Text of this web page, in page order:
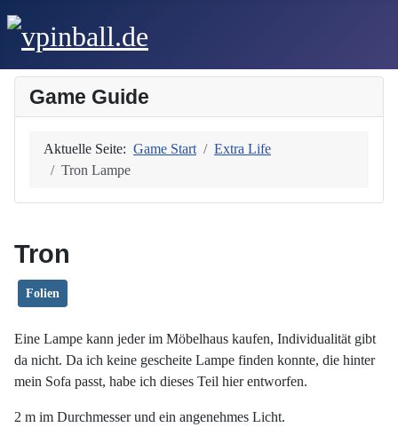
Game Guide
Aktuelle Seite: Game Start
Extra Life
Tron Lampe
Tron
Folien
Eine Lampe kann jeder im Möbelhaus kaufen, Individualität gibt
da nicht. Da ich keine gescheite Lampe finden konnte, die hinter
mein Sofa passt, habe ich dieses Teil hier entworfen.
2 m im Durchmesser und ein angenehmes Licht.